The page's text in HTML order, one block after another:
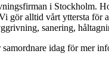
i Stockholm.
gör alltid vårt yttersta för
sanering,
idag för mer